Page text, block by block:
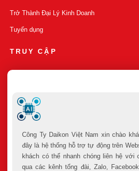
Công Ty Daikon Việt Nam xin chào
đây là hệ thống hỗ trợ tự động trên
khách có thể nhanh chóng liên hệ với
qua các kênh tổng đài, Zalo,
Trở Thành Đại Lý Kinh Doanh
Tuyển dụng
TRUY CẬP
Sản Phẩm Khuyến Mãi